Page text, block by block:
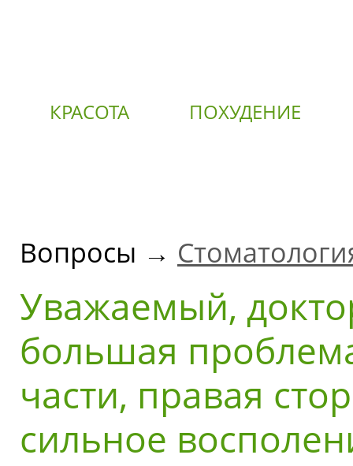
КРАСОТА ПОХУДЕНИЕ
Вопросы →
Уважаемый,
большая
части, правая
сильное